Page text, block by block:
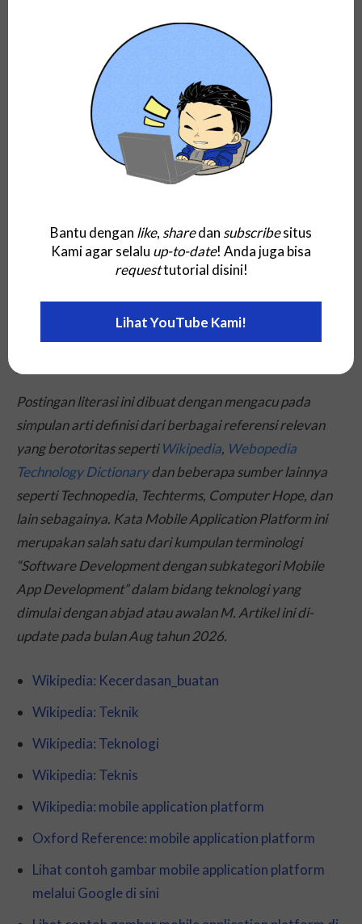
Baiklah, di atas yaitu pembahasan dan penjelasan
tentang apa itu arti dari mobile application platform.
Semoga postingan artikel yang sudah Kami bagikan ini
dapat bermanfaat serta dapat menambah wawasan
konten lainnya yang berhubungan dengan bidang
Teknologi yang ada di lamanblogUtama situs web
Sumber (Referensi)
Postingan literasi ini dibuat dengan mengacu pada
simpulan arti definisi dari berbagai referensi relevan
yang berotoritas sepertiWikipedia, Webopedia
Technology Dictionarydan beberapa sumber lainnya
seperti Technopedia, Techterms, Computer Hope, dan
lain sebagainya. Kata Mobile Application Platform ini
merupakan salah satu dari kumpulan terminologi
“Software Development dengan subkategori Mobile
App Development” dalam bidang teknologi yang
dimulai dengan abjad atau awalan M. Artikel ini di-
updatepada bulan Aug tahun 2026.
Wikipedia: Kecerdasan_buatan
Wikipedia: Teknik
Wikipedia: Teknologi
Wikipedia: Teknis
Wikipedia: mobile application platform
Oxford Reference: mobile application platform
Lihat contoh gambar mobile application platform
melalui Google di sini
Bantu dengan like, sharedan subscribesitus
Kami agar selalu up-to-date! Anda juga bisa
requesttutorial disini!
Lihat YouTube Kami!